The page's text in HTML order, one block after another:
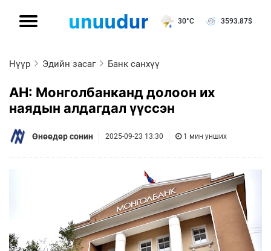
30°C 3593.87$
Нүүр Эдийн засаг Банк санхүү
АН: Монголбанканд долоон их
наядын алдагдал үүссэн
Өнөөдөр сонин 2025-09-23 13:30 1 мин унших